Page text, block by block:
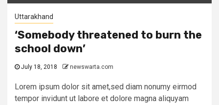
Uttarakhand
‘Somebody threatened to burn the
school down’
July 18, 2018 newswarta.com
Lorem ipsum dolor sit amet,sed diam nonumy eirmod
tempor invidunt ut labore et dolore magna aliquyam